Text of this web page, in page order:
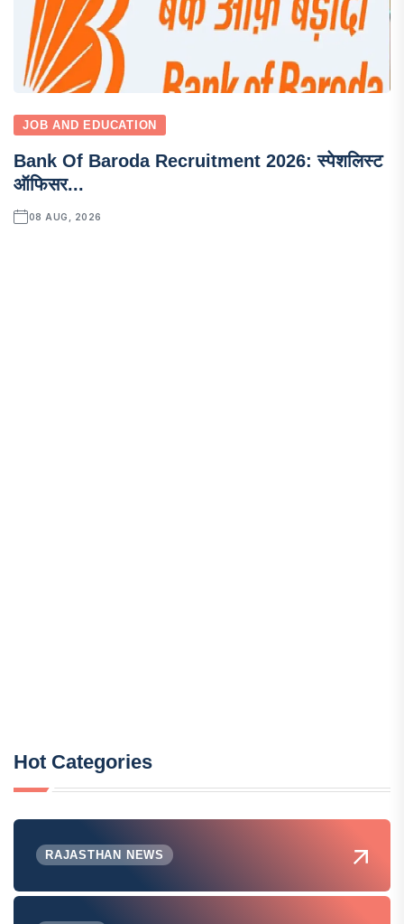
JOB AND EDUCATION
Bank Of Baroda Recruitment 2026: स्पेशलिस्ट
ऑफिसर...
08 AUG, 2026
Hot Categories
RAJASTHAN NEWS